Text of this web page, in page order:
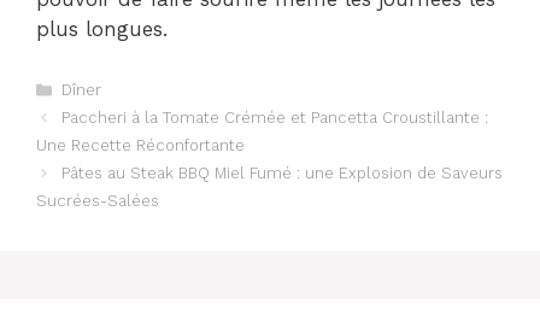
plus longues.
Catégories
Dîner
Paccheri à la Tomate Crémée et Pancetta Croustillante :
Une Recette Réconfortante
Pâtes au Steak BBQ Miel Fumé : une Explosion de Saveurs
Sucrées-Salées